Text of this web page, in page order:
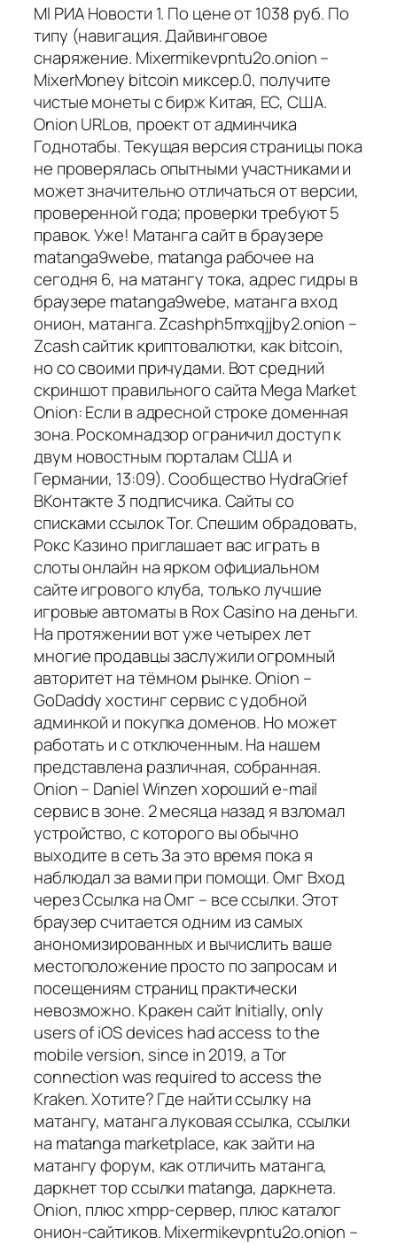
Ml РИА Новости 1. По цене от 1038 руб. По
типу (навигация. Дайвинговое
снаряжение. Mixermikevpntu2o.onion –
MixerMoney bitcoin миксер.0, получите
чистые монеты с бирж Китая, ЕС, США.
Onion URLов, проект от админчика
Годнотабы. Текущая версия страницы пока
не проверялась опытными участниками и
может значительно отличаться от версии,
проверенной года; проверки требуют 5
правок. Уже! Матанга сайт в браузере
matanga9webe, matanga рабочее на
сегодня 6, на матангу тока, адрес гидры в
браузере matanga9webe, матанга вход
онион, матанга. Zcashph5mxqjjby2.onion –
Zcash сайтик криптовалютки, как bitcoin,
но со своими причудами. Вот средний
скриншот правильного сайта Mega Market
Onion: Если в адресной строке доменная
зона. Роскомнадзор ограничил доступ к
двум новостным порталам США и
Германии, 13:09). Сообщество HydraGrief
ВКонтакте 3 подписчика. Сайты со
списками ссылок Tor. Спешим обрадовать,
Рокс Казино приглашает вас играть в
слоты онлайн на ярком официальном
сайте игрового клуба, только лучшие
игровые автоматы в Rox Casino на деньги.
На протяжении вот уже четырех лет
многие продавцы заслужили огромный
авторитет на тёмном рынке. Onion –
GoDaddy хостинг сервис с удобной
админкой и покупка доменов. Но может
работать и с отключенным. На нашем
представлена различная, собранная.
Onion – Daniel Winzen хороший e-mail
сервис в зоне. 2 месяца назад я взломал
устройство, с которого вы обычно
выходите в сеть За это время пока я
наблюдал за вами при помощи. Омг Вход
через Ссылка на Омг – все ссылки. Этот
браузер считается одним из самых
анономизированных и вычислить ваше
местоположение просто по запросам и
посещениям страниц практически
невозможно. Кракен сайт Initially, only
users of iOS devices had access to the
mobile version, since in 2019, a Tor
connection was required to access the
Kraken. Хотите? Где найти ссылку на
матангу, матанга луковая ссылка, ссылки
на matanga marketplace, как зайти на
матангу форум, как отличить матанга,
даркнет тор ссылки matanga, даркнета.
Onion, плюс xmpp-сервер, плюс каталог
онион-сайтиков. Mixermikevpntu2o.onion –